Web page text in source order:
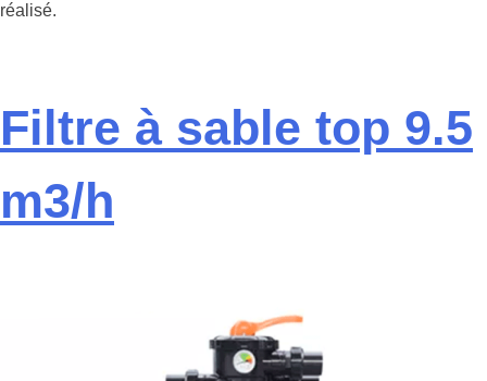
réalisé.
Filtre à sable top 9.5
m3/h